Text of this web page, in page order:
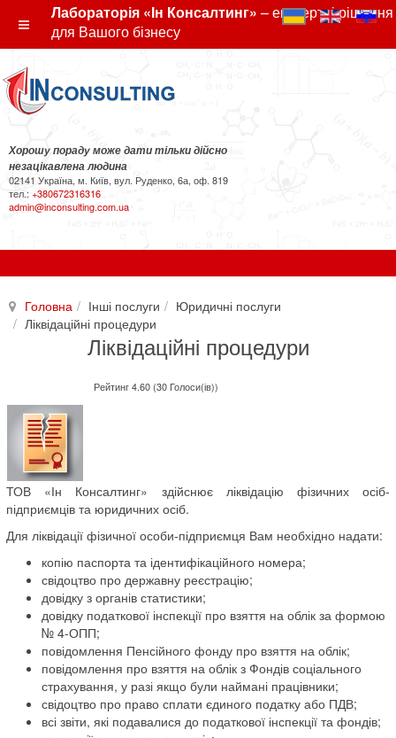
Лабораторія «Ін Консалтинг» – експертні рішення
для Вашого бізнесу
Хорошу пораду може дати тільки дійсно
незацікавлена людина
02141 Україна, м. Київ, вул. Руденко, 6а, оф. 819
тел.: +380672316316
admin@inconsulting.com.ua
Головна Інші послуги
Юридичні послуги
Ліквідаційні процедури
Ліквідаційні процедури
Рейтинг 4.60 (30 Голоси(ів))
ТОВ «Ін Консалтинг» здійснює ліквідацію фізичних осіб-
підприємців та юридичних осіб.
Для ліквідації фізичної особи-підприємця Вам необхідно надати:
копію паспорта та ідентифікаційного номера;
свідоцтво про державну реєстрацію;
довідку з органів статистики;
довідку податкової інспекції про взяття на облік за формою
№ 4-ОПП;
повідомлення Пенсійного фонду про взяття на облік;
повідомлення про взяття на облік з Фондів соціального
страхування, у разі якщо були наймані працівники;
свідоцтво про право сплати єдиного податку або ПДВ;
всі звіти, які подавалися до податкової інспекції та фондів;